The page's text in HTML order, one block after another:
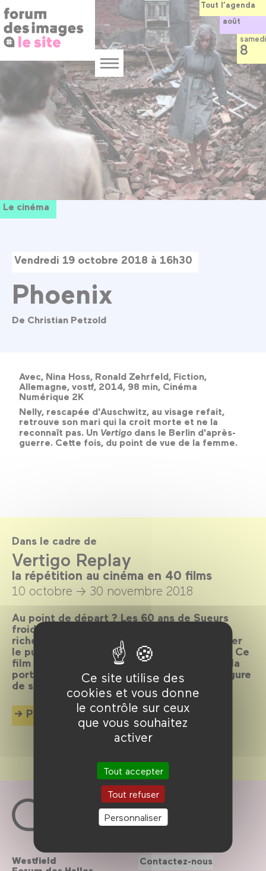
Panneau de gestion des cookies
Ce site utilise des
cookies et vous donne
le contrôle sur ceux
que vous souhaitez
activer
Tout accepter
Tout refuser
Personnaliser
au
contenu
principal
Menu
Le cinéma
Vendredi 19 octobre 2018 à 16h30
Phoenix
De Christian Petzold
Avec, Nina Hoss, Ronald Zehrfeld, Fiction,
Allemagne, vostf, 2014, 98 min, Cinéma
Numérique 2K
Nelly, rescapée d'Auschwitz, au visage refait,
retrouve son mari qui la croit morte et ne la
reconnaît pas. Un Vertigo dans le Berlin d'après-
guerre. Cette fois, du point de vue de la femme.
Dans le cadre de
Vertigo Replay
la répétition au cinéma en 40 films
10 octobre → 30 novembre 2018
Au point de départ ? Les 60 ans de Sueurs
froides d'Alfred Hitchcock, film culte d'une
richesse inépuisable qui continue de fasciner
le public et d'inspirer cinéastes et artistes. Ce
film somme sur la répétition au cinéma est la
porte d'entrée rêvée pour explorer cette figure
de style réjouissante.
Plus d'info
Tout l’agenda
août
samedi
8
Westfield
Contactez-nous